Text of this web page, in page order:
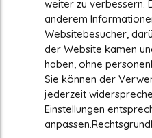
weiter zu verbessern.
anderem
Websitebesucher,
der Website kamen
haben, ohne
Sie können der
jederzeit
Einstellungen